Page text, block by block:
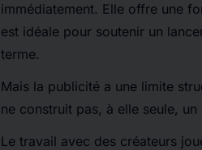
immédiatement. Elle offre une
est idéale pour soutenir un
terme.
Mais la publicité a une limite
ne construit pas, à elle seule,
Le travail avec des créateurs